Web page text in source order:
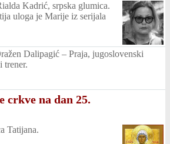
Kadrić, srpska glumica.
uloga je Marije iz serijala
Dalipagić – Praja, jugoslovenski
trener.
crkve na dan 25.
Tatijana.